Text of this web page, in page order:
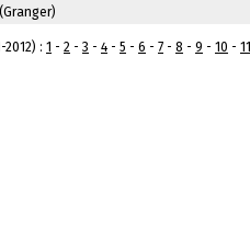
(Granger)
2012) : 1 - 2 - 3 - 4 - 5 - 6 - 7 - 8 - 9 - 10 - 11